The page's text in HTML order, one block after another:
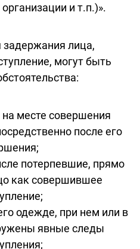
и т.п.)».
лица,
могут быть
на месте совершения
после его
потерпевшие, прямо
как совершившее
одежде, при нем или в
явные следы